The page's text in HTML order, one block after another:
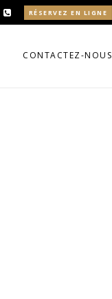
RÉSERVEZ EN LIGNE
CONTACTEZ-NOUS